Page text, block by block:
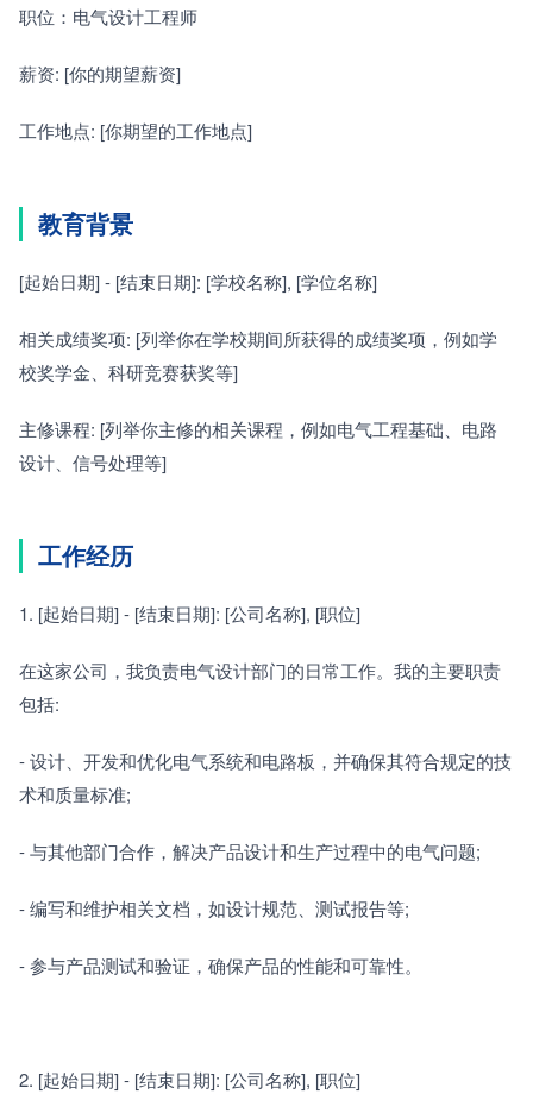
职位：电气设计工程师
薪资: [你的期望薪资]
工作地点: [你期望的工作地点]
教育背景
[起始日期] - [结束日期]: [学校名称], [学位名称]
相关成绩奖项: [列举你在学校期间所获得的成绩奖项，例如学
校奖学金、科研竞赛获奖等]
主修课程: [列举你主修的相关课程，例如电气工程基础、电路
设计、信号处理等]
工作经历
1. [起始日期] - [结束日期]: [公司名称], [职位]
在这家公司，我负责电气设计部门的日常工作。我的主要职责
包括:
- 设计、开发和优化电气系统和电路板，并确保其符合规定的技
术和质量标准;
- 与其他部门合作，解决产品设计和生产过程中的电气问题;
- 编写和维护相关文档，如设计规范、测试报告等;
- 参与产品测试和验证，确保产品的性能和可靠性。
2. [起始日期] - [结束日期]: [公司名称], [职位]